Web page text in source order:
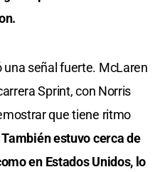
señal fuerte. McLaren
Sprint, con Norris
que tiene ritmo
También estuvo cerca de
en Estados Unidos, lo